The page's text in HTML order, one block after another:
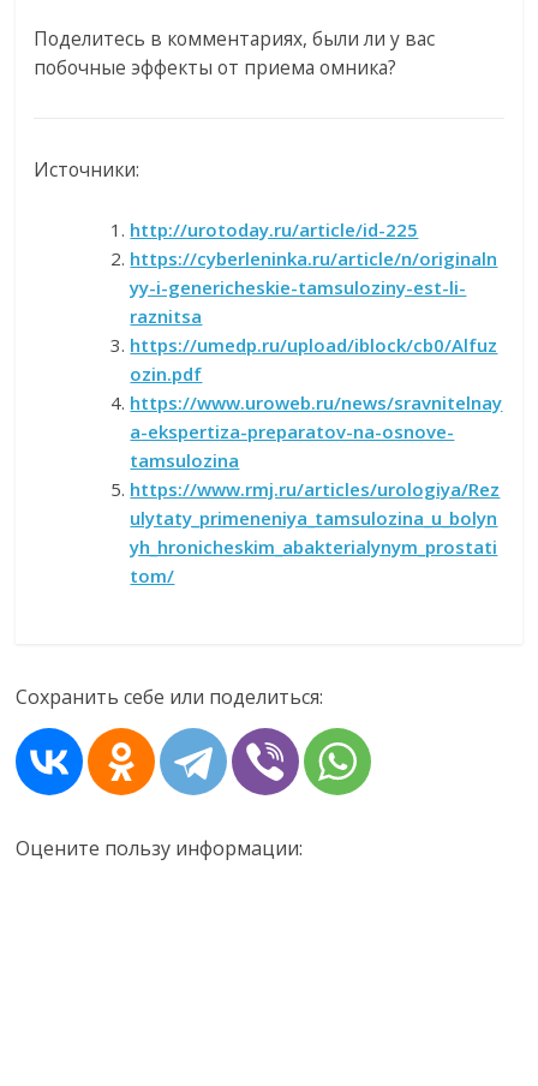
Поделитесь в комментариях, были ли у вас
побочные эффекты от приема омника?
Источники:
http://urotoday.ru/article/id-225
https://cyberleninka.ru/article/n/originaln
yy-i-genericheskie-tamsuloziny-est-li-
raznitsa
https://umedp.ru/upload/iblock/cb0/Alfuz
ozin.pdf
https://www.uroweb.ru/news/sravnitelnay
a-ekspertiza-preparatov-na-osnove-
tamsulozina
https://www.rmj.ru/articles/urologiya/Rez
ulytaty_primeneniya_tamsulozina_u_bolyn
yh_hronicheskim_abakterialynym_prostati
tom/
Сохранить себе или поделиться:
Оцените пользу информации: